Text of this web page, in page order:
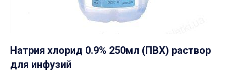
Натрия хлорид 0.9% 250мл (ПВХ) раствор
для инфузий